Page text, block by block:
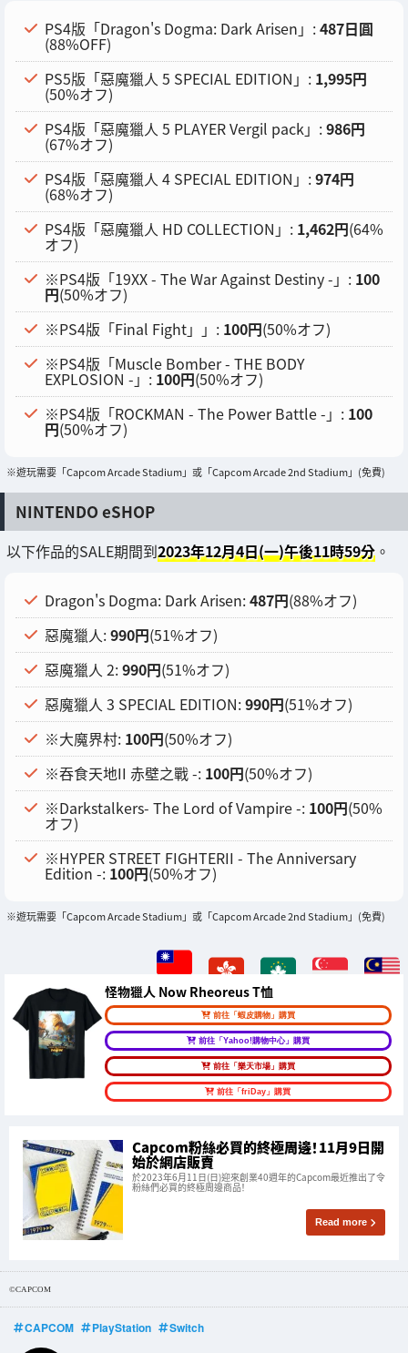
PS4版「Dragon's Dogma: Dark Arisen」:487日圓
(88%OFF)
PS5版「惡魔獵人 5 SPECIAL EDITION」: 1,995円
(50%オフ)
PS4版「惡魔獵人 5 PLAYER Vergil pack」:986円
(67%オフ)
PS4版「惡魔獵人 4 SPECIAL EDITION」:974円
(68%オフ)
PS4版「惡魔獵人 HD COLLECTION」: 1,462円(64%
オフ)
※PS4版「19XX - The War Against Destiny -」: 100
円(50%オフ)
※PS4版「Final Fight」」: 100円(50%オフ)
※PS4版「Muscle Bomber - THE BODY
EXPLOSION -」: 100円(50%オフ)
※PS4版「ROCKMAN - The Power Battle -」: 100
円(50%オフ)
※遊玩需要「Capcom Arcade Stadium」或「Capcom Arcade 2nd Stadium」(免費)
NINTENDO eSHOP
以下作品的SALE期間到2023年12月4日(一)午後11時59分 。
Dragon's Dogma: Dark Arisen:487円(88%オフ)
惡魔獵人:990円(51%オフ)
惡魔獵人 2:990円(51%オフ)
惡魔獵人 3 SPECIAL EDITION:990円(51%オフ)
※大魔界村: 100円(50%オフ)
※吞食天地II 赤壁之戰 -: 100円(50%オフ)
※Darkstalkers- The Lord of Vampire -: 100円(50%
オフ)
※HYPER STREET FIGHTERII - The Anniversary
Edition -: 100円(50%オフ)
※遊玩需要「Capcom Arcade Stadium」或「Capcom Arcade 2nd Stadium」(免費)
怪物獵人 Now Rheoreus T恤
前往「蝦皮購物」購買
前往「Yahoo!購物中心」購買
前往「樂天市場」購買
前往「friDay」購買
Capcom粉絲必買的終極周邊！11月9日開
始於網店販賣
於2023年6月11日(日)迎來創業40週年的Capcom最近推出了令
粉絲們必買的終極周邊商品！
Read more
©CAPCOM
CAPCOM PlayStation Switch